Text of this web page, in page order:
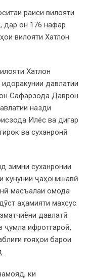
раиси вилояти
дар он 176 нафар
вилояти Хатлон
Хатлон
давлатии
Сафарзода Даврон
назди
Илёс ва дигар
ва суханронӣ
зимни суханронии
кунунии ҷаҳонишавӣ
масъалаи омода
аҳамияти махсус
давлатӣ
ҷумла ифротгароӣ,
ғояҳои барои
ки